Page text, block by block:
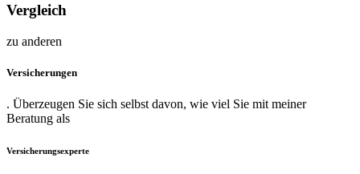
Vergleich
zu anderen
Versicherungen
. Überzeugen Sie sich selbst davon, wie viel Sie mit meiner
Beratung als
Versicherungsexperte